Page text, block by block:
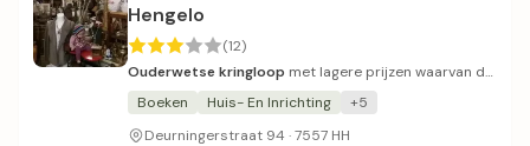
Hengelo
(12)
Ouderwetse kringloop met lagere prijzen waarvan de
opbrengsten naar een goed doel gaan.
Boeken Huis- En Inrichting
+5
Deurningerstraat 94 · 7557 HH